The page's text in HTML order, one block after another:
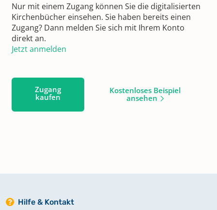
Nur mit einem Zugang können Sie die digitalisierten
Kirchenbücher einsehen. Sie haben bereits einen
Zugang? Dann melden Sie sich mit Ihrem Konto
direkt an.
Jetzt anmelden
Zugang
kaufen
Kostenloses Beispiel
ansehen
Hilfe & Kontakt